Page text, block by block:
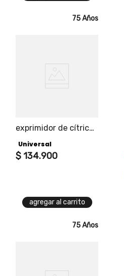
75 Años
exprimidor de cítricos
Universal
$ 134.900
agregar al carrito
75 Años